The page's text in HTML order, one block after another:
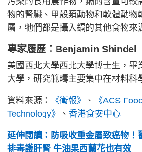
物的腎臟、甲殼類動物和軟體動物
屬，牠們都是攝入鎘的其他食物來
專家履歷：Benjamin Shindel
美國西北大學西北大學博士生，畢
大學，研究範疇主要集中在材料科
資料來源： 《衛報》 、
《ACS
Technology》
、 香港食安中心
延伸閱讀：防吸收重金屬致癌物！
排毒護肝腎 牛油果西蘭花也有效